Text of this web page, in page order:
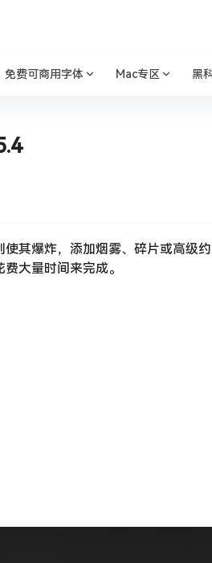
免费可商用字体 Mac专区 黑
其爆炸，添加烟雾、碎片或高级约
大量时间来完成。